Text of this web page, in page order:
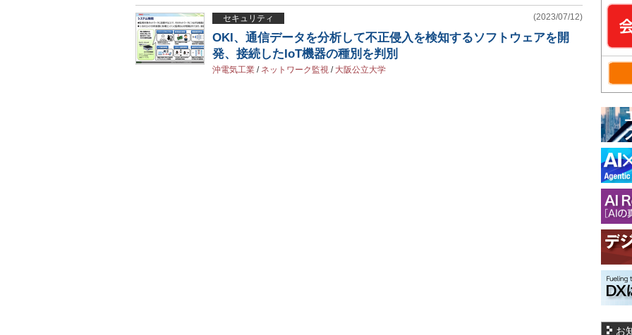
セキュリティ (2023/07/12)
OKI、通信データを分析して不正侵入を検知するソフトウェアを開
発、接続したIoT機器の種別を判別
沖電気工業 / ネットワーク監視 / 大阪公立大学
お